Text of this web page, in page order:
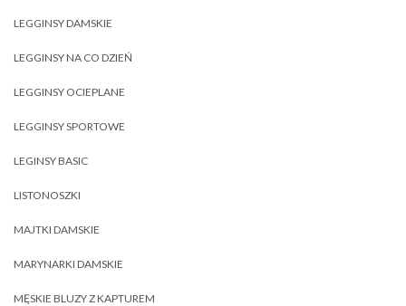
LEGGINSY DAMSKIE
LEGGINSY NA CO DZIEŃ
LEGGINSY OCIEPLANE
LEGGINSY SPORTOWE
LEGINSY BASIC
LISTONOSZKI
MAJTKI DAMSKIE
MARYNARKI DAMSKIE
MĘSKIE BLUZY Z KAPTUREM